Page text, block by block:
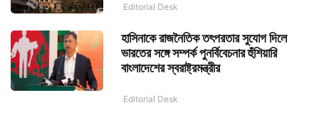
Editorial Desk
হাসিনাকে রাজনৈতিক তৎপরতার সুযোগ দিলে
ভারতের সঙ্গে সম্পর্ক পুনর্বিবেচনার হুঁশিয়ারি
বাংলাদেশের স্বরাষ্ট্রমন্ত্রীর
Editorial Desk